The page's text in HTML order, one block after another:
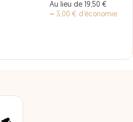
Au lieu de 19,50 €
= 3,00 € d’économie
adulte Saison 2026